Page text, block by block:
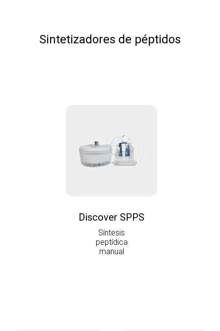
Sintetizadores de péptidos
Discover SPPS
Síntesis
peptídica
manual